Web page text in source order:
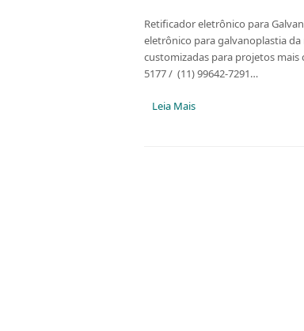
Retificador eletrônico para
eletrônico para galvanoplastia da
customizadas para projetos mais
5177 / (11) 99642-7291…
Leia Mais